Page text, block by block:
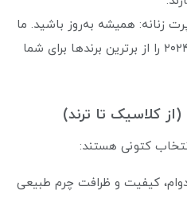
زنانه: همیشه به‌روز باشید. ما
جدیدترین ترندهای سال ۲۰۲۴ را از برترین برندها برای شما
کلاسیک تا ترند)
کتونی هستند:
کیفیت و ظرافت چرم طبیعی